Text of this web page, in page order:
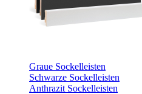
Graue Sockelleisten
Schwarze Sockelleisten
Anthrazit Sockelleisten